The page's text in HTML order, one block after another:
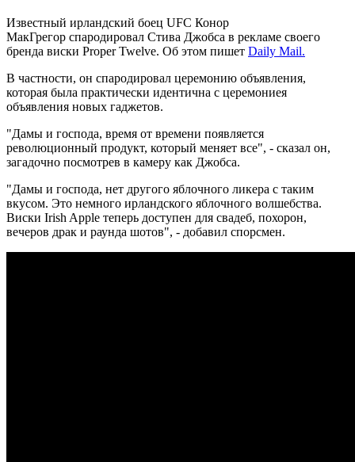
Известный ирландский боец UFC Конор
МакГрегор спародировал Стива Джобса в рекламе своего
бренда виски Proper Twelve. Об этом пишет Daily Mail.
В частности, он спародировал церемонию объявления,
которая была практически идентична с церемониея
объявления новых гаджетов.
"Дамы и господа, время от времени появляется
революционный продукт, который меняет все", - сказал он,
загадочно посмотрев в камеру как Джобса.
"Дамы и господа, нет другого яблочного ликера с таким
вкусом. Это немного ирландского яблочного волшебства.
Виски Irish Apple теперь доступен для свадеб, похорон,
вечеров драк и раунда шотов", - добавил спорсмен.